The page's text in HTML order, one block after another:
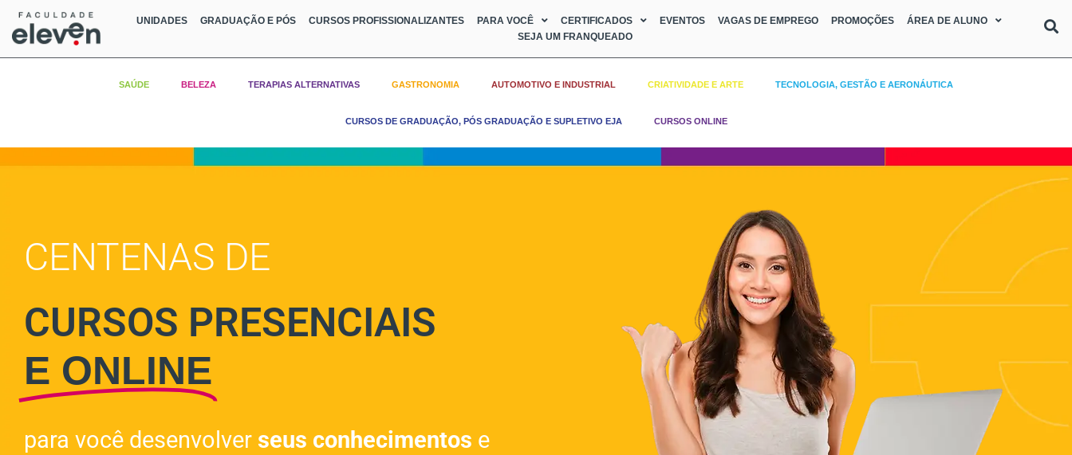
UNIDADES GRADUAÇÃO E PÓS CURSOS PROFISSIONALIZANTES PARA VOCÊ CERTIFICADOS EVENTOS VAGAS DE EMPREGO PROMOÇÕES
ÁREA DE ALUNO
SEJA UM FRANQUEADO
SAÚDE BELEZA TERAPIAS ALTERNATIVAS GASTRONOMIA AUTOMOTIVO E INDUSTRIAL CRIATIVIDADE E ARTE TECNOLOGIA, GESTÃO E AERONÁUTICA
CURSOS DE GRADUAÇÃO, PÓS GRADUAÇÃO E SUPLETIVO EJA CURSOS ONLINE
CENTENAS DE
CURSOS PRESENCIAIS
E ONLINE
para você desenvolver seus conhecimentos e